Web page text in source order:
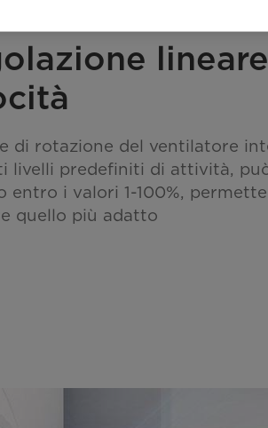
di rotazione del ventilatore
livelli predefiniti di attività,
entro i valori 1-100%,
quello più adatto